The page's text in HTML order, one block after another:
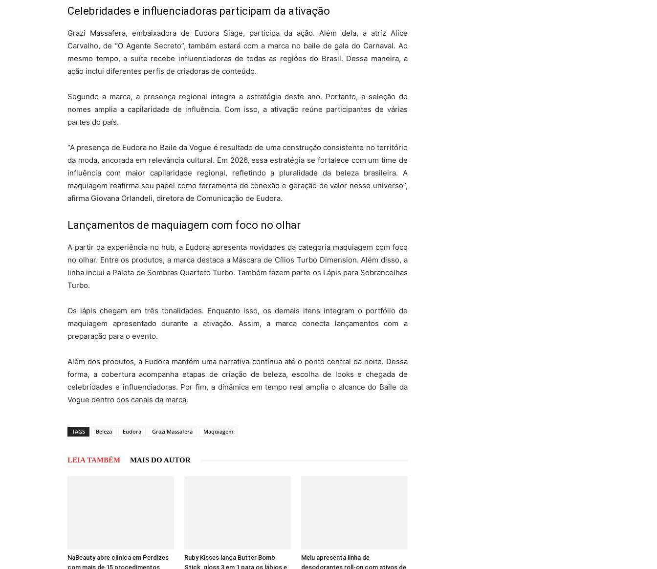
Celebridades e influenciadoras participam da ativação
Grazi Massafera, embaixadora de Eudora Siàge, participa da ação. Além dela, a atriz Alice
Carvalho, de “O Agente Secreto”, também estará com a marca no baile de gala do Carnaval. Ao
mesmo tempo, a suíte recebe influenciadoras de todas as regiões do Brasil. Dessa maneira, a
ação inclui diferentes perfis de criadoras de conteúdo.
Segundo a marca, a presença regional integra a estratégia deste ano. Portanto, a seleção de
nomes amplia a capilaridade de influência. Com isso, a ativação reúne participantes de várias
partes do país.
“A presença de Eudora no Baile da Vogue é resultado de uma construção consistente no território
da moda, ancorada em relevância cultural. Em 2026, essa estratégia se fortalece com um time de
influência com maior capilaridade regional, refletindo a pluralidade da beleza brasileira. A
maquiagem reafirma seu papel como ferramenta de conexão e geração de valor nesse universo”,
afirma Giovana Orlandeli, diretora de Comunicação de Eudora.
Lançamentos de maquiagem com foco no olhar
A partir da experiência no hub, a Eudora apresenta novidades da categoria maquiagem com foco
no olhar. Entre os produtos, a marca destaca a Máscara de Cílios Turbo Dimension. Além disso, a
linha inclui a Paleta de Sombras Quarteto Turbo. Também fazem parte os Lápis para Sobrancelhas
Turbo.
Os lápis chegam em três tonalidades. Enquanto isso, os demais itens integram o portfólio de
maquiagem apresentado durante a ativação. Assim, a marca conecta lançamentos com a
preparação para o evento.
Além dos produtos, a Eudora mantém uma narrativa contínua até o ponto central da noite. Dessa
forma, a cobertura acompanha etapas de criação de beleza, escolha de looks e chegada de
celebridades e influenciadoras. Por fim, a dinâmica em tempo real amplia o alcance do Baile da
Vogue dentro dos canais da marca.
TAGS Beleza Eudora Grazi Massafera Maquiagem
LEIA TAMBÉM MAIS DO AUTOR
NaBeauty abre clínica em Perdizes
com mais de 15 procedimentos
Ruby Kisses lança Butter Bomb
Stick, gloss 3 em 1 para os lábios e
Melu apresenta linha de
desodorantes roll-on com ativos de